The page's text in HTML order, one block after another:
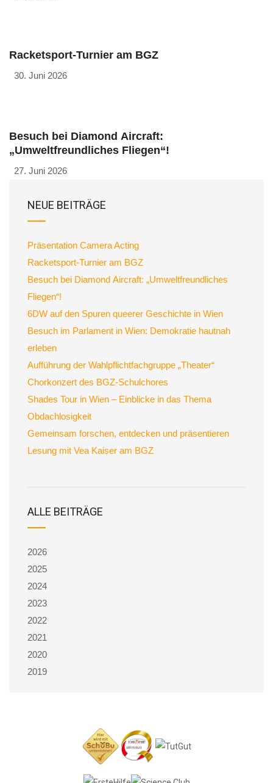
Racketsport-Turnier am BGZ
30. Juni 2026
Besuch bei Diamond Aircraft:
„Umweltfreundliches Fliegen“!
27. Juni 2026
NEUE BEITRÄGE
Präsentation Camera Acting
Racketsport-Turnier am BGZ
Besuch bei Diamond Aircraft: „Umweltfreundliches
Fliegen“!
6DW auf den Spuren queerer Geschichte in Wien
Besuch im Parlament in Wien: Demokratie hautnah
erleben
Aufführung der Wahlpflichtfachgruppe „Theater“
Chorkonzert des BGZ-Schulchores
Shades Tour in Wien – Einblicke in das Thema
Obdachlosigkeit
Gemeinsam forschen, entdecken und präsentieren
Lesung mit Vea Kaiser am BGZ
ALLE BEITRÄGE
2026
2025
2024
2023
2022
2021
2020
2019